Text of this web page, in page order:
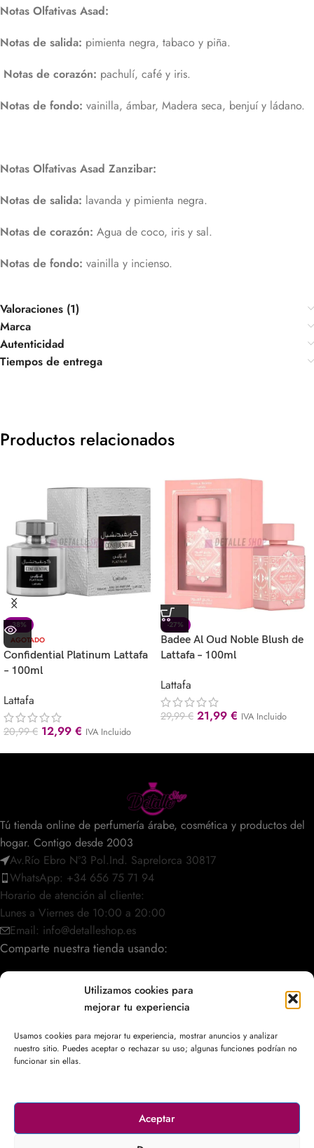
Utilizamos cookies para
mejorar tu experiencia
Usamos cookies para mejorar tu experiencia, mostrar anuncios y analizar
nuestro sitio. Puedes aceptar o rechazar su uso; algunas funciones podrían no
funcionar sin ellas.
Aceptar
Notas Olfativas Asad:
Notas de salida: pimienta negra, tabaco y piña.
Notas de corazón: pachulí, café y iris.
Notas de fondo: vainilla, ámbar, Madera seca, benjuí y ládano.
Notas Olfativas Asad Zanzibar:
Notas de salida: lavanda y pimienta negra.
Notas de corazón: Agua de coco, iris y sal.
Notas de fondo: vainilla y incienso.
Valoraciones (1)
Marca
Autenticidad
Tiempos de entrega
Productos relacionados
-38%
AGOTADO
Confidential Platinum Lattafa
– 100ml
Lattafa
20,99€ 12,99 € IVA Incluido
-27%
Badee Al Oud Noble Blush de
Lattafa – 100ml
Lattafa
29,99€ 21,99 € IVA Incluido
Tú tienda online de perfumería árabe, cosmética y productos del
hogar. Contigo desde 2003
Av.Río Ebro Nº3 Pol.Ind. Saprelorca 30817
WhatsApp: +34 656 75 71 94
Horario de atención al cliente:
Lunes a Viernes de 10:00 a 20:00
Email: info@detalleshop.es
Comparte nuestra tienda usando:
POLÍTICAS / INFORMACIÓN
ACCESO RÁPIDO
© 2003–2026DetalleShop. Todos los derechos reservados.